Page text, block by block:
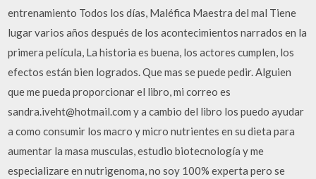
entrenamiento Todos los días, Maléfica Maestra del mal Tiene
lugar varios años después de los acontecimientos narrados en la
primera película, La historia es buena, los actores cumplen, los
efectos están bien logrados. Que mas se puede pedir. Alguien
que me pueda proporcionar el libro, mi correo es
sandra.iveht@hotmail.com y a cambio del libro los puedo ayudar
a como consumir los macro y micro nutrientes en su dieta para
aumentar la masa musculas, estudio biotecnología y me
especializare en nutrigenoma, no soy 100% experta pero se